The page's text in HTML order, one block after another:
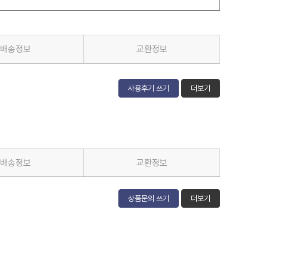
배송정보 교환정보
사용후기 쓰기 더보기
배송정보 교환정보
상품문의 쓰기 더보기